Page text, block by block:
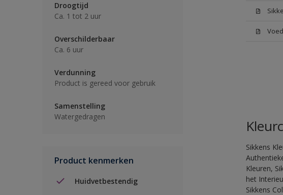
Droogtijd
Ca. 1 tot 2 uur
Overschilderbaar
Ca. 6 uur
Verdunning
Product is gereed voor gebruik
Samenstelling
Watergedragen
Product kenmerken
Huidvetbestendig
Sikkens
Kleuren,
het
Sikkens